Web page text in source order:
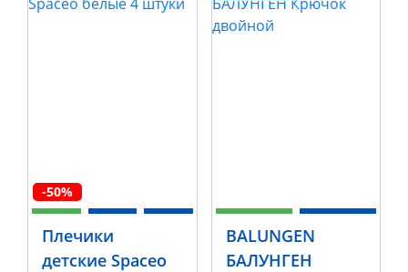
-50%
Плечики
детские Spaceo
BALUNGEN
БАЛУНГЕН